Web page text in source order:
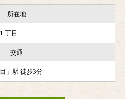
所在地
丁目
交通
」駅 徒歩3分